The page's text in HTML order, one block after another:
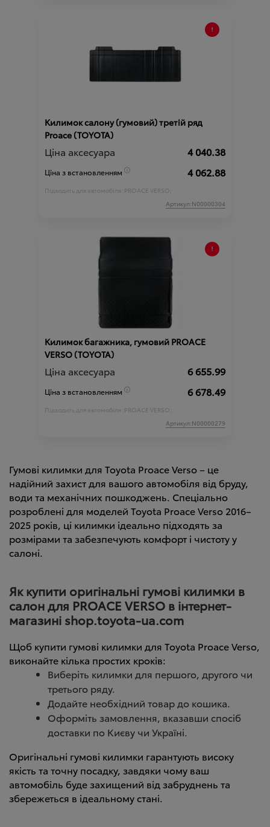
Килимок салону (гумовий) третій ряд
Proace (TOYOTA)
Ціна аксесуара 4 040.38
Ціна з встановленням 4 062.88
Підходить для автомобіля :PROACE VERSO;
Артикул:N00000304
Килимок багажника, гумовий PROACE
VERSO (TOYOTA)
Ціна аксесуара 6 655.99
Ціна з встановленням 6 678.49
Підходить для автомобіля :PROACE VERSO;
Артикул:N00000279
Гумові килимки для Toyota Proace Verso – це
надійний захист для вашого автомобіля від бруду,
води та механічних пошкоджень. Спеціально
розроблені для моделей Toyota Proace Verso 2016–
2025 років, ці килимки ідеально підходять за
розмірами та забезпечують комфорт і чистоту у
салоні.
Як купити оригінальні гумові килимки в
салон для PROACE VERSO в інтернет-
магазині shop.toyota-ua.com
Щоб купити гумові килимки для Toyota Proace Verso,
виконайте кілька простих кроків:
Виберіть килимки для першого, другого чи
третього ряду.
Додайте необхідний товар до кошика.
Оформіть замовлення, вказавши спосіб
доставки по Києву чи Україні.
Оригінальні гумові килимки гарантують високу
якість та точну посадку, завдяки чому ваш
автомобіль буде захищений від забруднень та
збережеться в ідеальному стані.